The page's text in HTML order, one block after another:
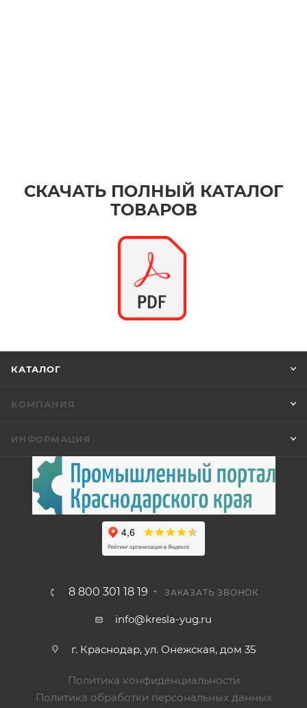
СКАЧАТЬ ПОЛНЫЙ КАТАЛОГ
ТОВАРОВ
КАТАЛОГ
КОМПАНИЯ
ИНФОРМАЦИЯ
8 800 301 18 19 ЗАКАЗАТЬ ЗВОНОК
info@kresla-yug.ru
г. Краснодар, ул. Онежская, дом 35
Политика конфиденциальности
Политика обработки персональных данных